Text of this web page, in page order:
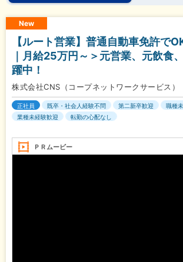
New
【ルート営業】普通自動車免許で
｜月給25万円～＞元営業、元飲食
躍中！
株式会社CNS（コープネットワークサービス）
正社員 既卒・社会人経験不問 第二新卒歓迎
職種
業種未経験歓迎
転勤の心配なし
ＰＲムービー